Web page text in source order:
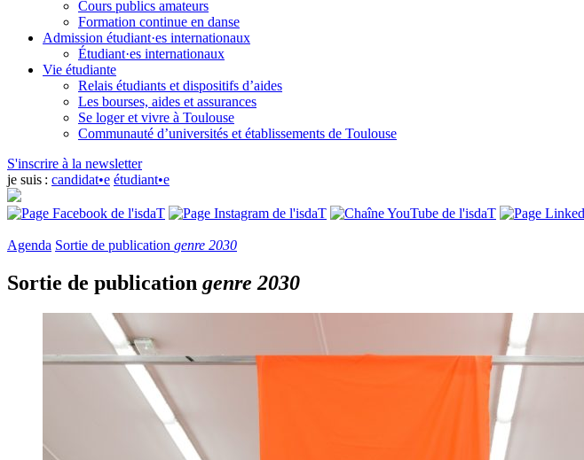
Cours publics amateurs
Formation continue en danse
Admission étudiant·es internationaux
Étudiant·es internationaux
Vie étudiante
Relais étudiants et dispositifs d’aides
Les bourses, aides et assurances
Se loger et vivre à Toulouse
Communauté d’universités et établissements de Toulouse
S'inscrire à la newsletter
je suis : candidat•e étudiant•e
Agenda Sortie de publication genre 2030
Sortie de publication genre 2030